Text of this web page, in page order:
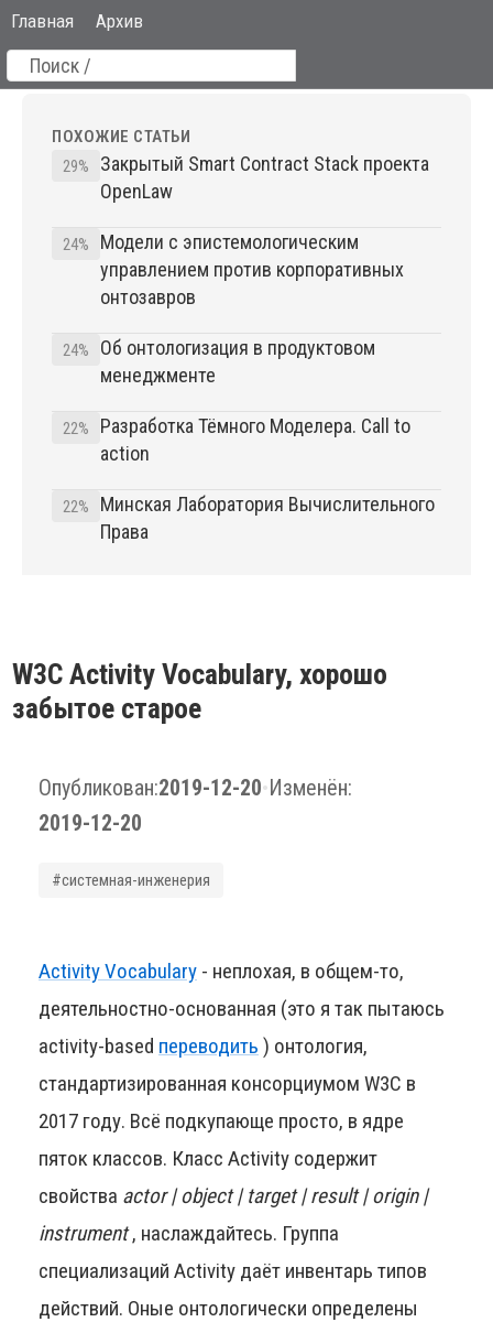
Главная Архив
ПОХОЖИЕ СТАТЬИ
29%
Закрытый Smart Contract Stack проекта
OpenLaw
24%
Модели с эпистемологическим
управлением против корпоративных
онтозавров
24%
Об онтологизация в продуктовом
менеджменте
22%
Разработка Тёмного Моделера. Call to
action
22%
Минская Лаборатория Вычислительного
Права
W3C Activity Vocabulary, хорошо
забытое старое
Опубликован:2019-12-20•Изменён:
2019-12-20
#системная-инженерия
Activity Vocabulary - неплохая, в общем-то,
деятельностно-основанная (это я так пытаюсь
activity-based переводить ) онтология,
стандартизированная консорциумом W3C в
2017 году. Всё подкупающе просто, в ядре
пяток классов. Класс Activity содержит
свойства actor | object | target | result | origin |
instrument, наслаждайтесь. Группа
специализаций Activity даёт инвентарь типов
действий. Оные онтологически определены